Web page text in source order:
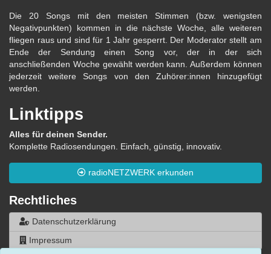
Die 20 Songs mit den meisten Stimmen (bzw. wenigsten
Negativpunkten) kommen in die nächste Woche, alle weiteren
fliegen raus und sind für 1 Jahr gesperrt. Der Moderator stellt am
Ende der Sendung einen Song vor, der in der sich
anschließenden Woche gewählt werden kann. Außerdem können
jederzeit weitere Songs von den Zuhörer:innen hinzugefügt
werden.
Linktipps
Alles für deinen Sender.
Komplette Radiosendungen. Einfach, günstig, innovativ.
radioNETZWERK erkunden
Rechtliches
Datenschutzerklärung
Impressum